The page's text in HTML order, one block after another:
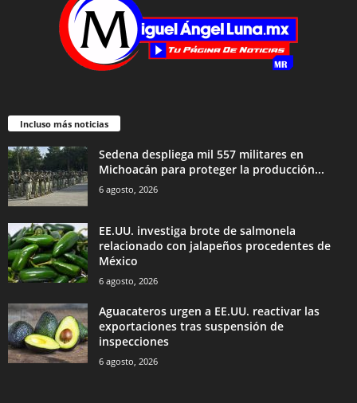
Incluso más noticias
Sedena despliega mil 557 militares en
Michoacán para proteger la producción...
6 agosto, 2026
EE.UU. investiga brote de salmonela
relacionado con jalapeños procedentes de
México
6 agosto, 2026
Aguacateros urgen a EE.UU. reactivar las
exportaciones tras suspensión de
inspecciones
6 agosto, 2026